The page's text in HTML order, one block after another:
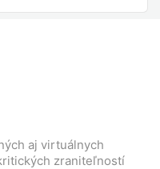
aj virtuálnych
zraniteľností